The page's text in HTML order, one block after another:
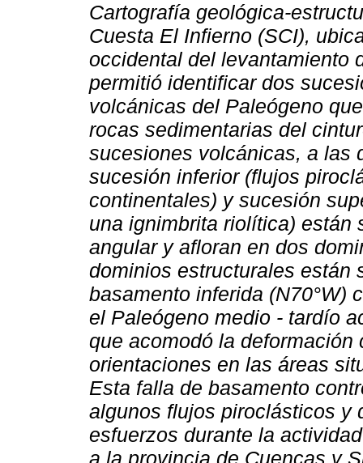
Cartografía geológica-
Cuesta El Infierno (SCI),
occidental del levantamiento
permitió identificar dos
volcánicas del Paleógeno
rocas sedimentarias del
sucesiones volcánicas, a las
sucesión inferior (flujos
continentales) y sucesión
una ignimbrita riolítica) están
angular y afloran en dos
dominios estructurales están
basamento inferida (N70°W)
el Paleógeno medio - tardío
que acomodó la
orientaciones en las áreas
Esta falla de basamento
algunos flujos piroclásticos y
esfuerzos durante la
a la provincia de Cuencas y